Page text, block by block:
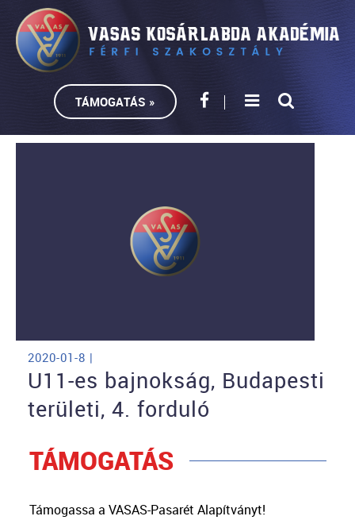
TÁMOGATÁS »
2020-01-8 |
U11-es bajnokság, Budapesti
területi, 4. forduló
TÁMOGATÁS
Támogassa a VASAS-Pasarét Alapítványt!